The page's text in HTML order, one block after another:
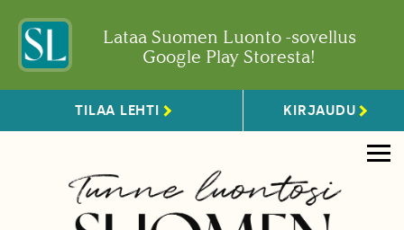
Lataa Suomen Luonto -sovellus
Google Play Storesta!
TILAA LEHTI KIRJAUDU